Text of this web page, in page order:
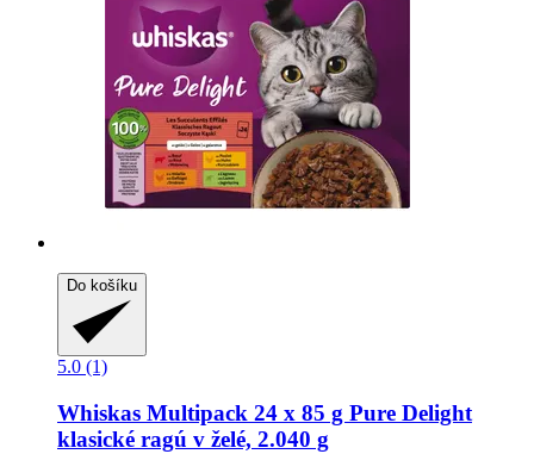
Do košíku
5.0 (1)
Whiskas Multipack 24 x 85 g Pure Delight
klasické ragú v želé, 2.040 g